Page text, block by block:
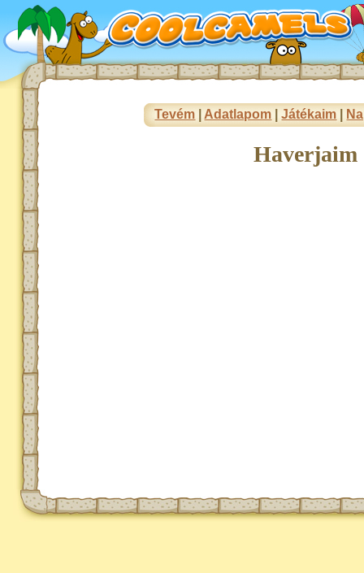
Tevém Adatlapom |Játékaim
Haverjaim